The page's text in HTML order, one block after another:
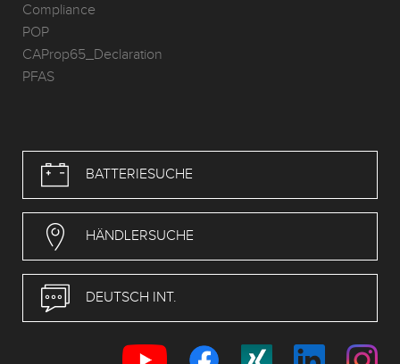
Compliance
POP
CAProp65_Declaration
PFAS
BATTERIESUCHE
HÄNDLERSUCHE
DEUTSCH INT.